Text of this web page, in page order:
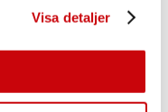
Visa detaljer